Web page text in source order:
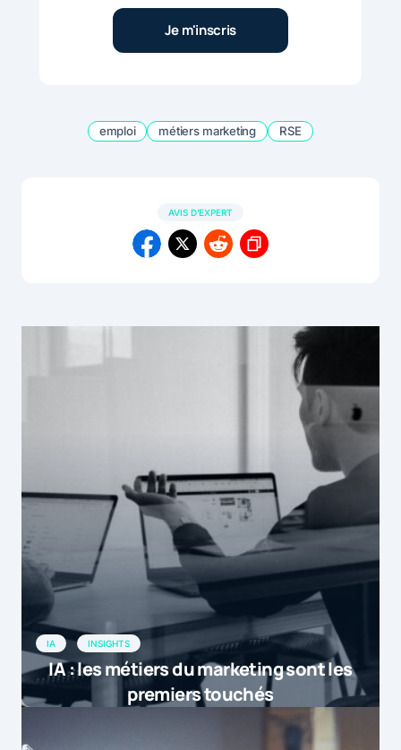
emploi métiers marketing RSE
AVIS D'EXPERT
IA INSIGHTS
IA : les métiers du marketing sont les
premiers touchés